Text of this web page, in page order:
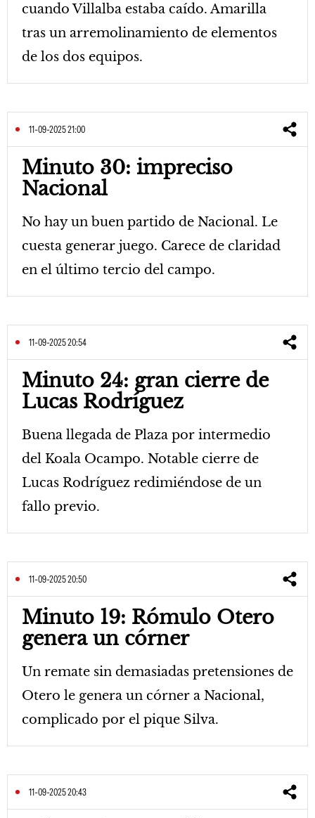
cuando Villalba estaba caído. Amarilla
tras un arremolinamiento de elementos
de los dos equipos.
11-09-2025 21:00
Minuto 30: impreciso
Nacional
No hay un buen partido de Nacional. Le
cuesta generar juego. Carece de claridad
en el último tercio del campo.
11-09-2025 20:54
Minuto 24: gran cierre de
Lucas Rodríguez
Buena llegada de Plaza por intermedio
del Koala Ocampo. Notable cierre de
Lucas Rodríguez redimiéndose de un
fallo previo.
11-09-2025 20:50
Minuto 19: Rómulo Otero
genera un córner
Un remate sin demasiadas pretensiones de
Otero le genera un córner a Nacional,
complicado por el pique Silva.
11-09-2025 20:43